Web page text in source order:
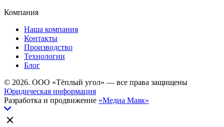
Компания
Наша компания
Контакты
Производство
Технологии
Блог
© 2026. ООО «Тёплый угол» — все права защищены
Юридическая информация
Разработка и продвижение «Медиа Маяк»